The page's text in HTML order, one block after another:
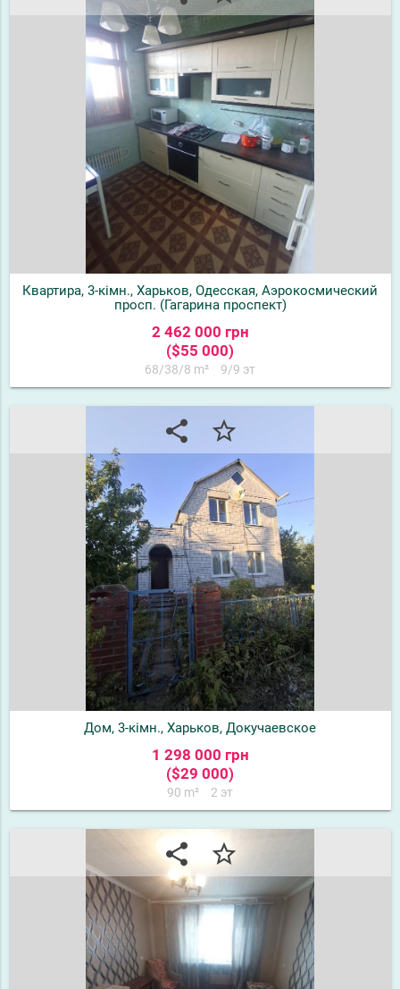
Квартира, 3-кімн., Харьков, Одесская, Аэрокосмический
просп. (Гагарина проспект)
2 462 000 грн
($55 000)
68/38/8 m² 9/9 эт
share star_border
Дом, 3-кімн., Харьков, Докучаевское
1 298 000 грн
($29 000)
90 m² 2 эт
share star_border